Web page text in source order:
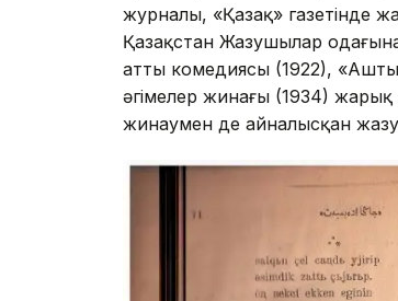
журналы, «Қазақ» газетінде
Қазақстан Жазушылар
атты комедиясы (1922),
әңгімелер жинағы (1934)
жинаумен де айналысқан